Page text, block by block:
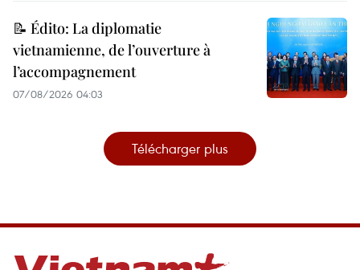
📝 Édito: La diplomatie
vietnamienne, de l’ouverture à
l’accompagnement
07/08/2026 04:03
Télécharger plus